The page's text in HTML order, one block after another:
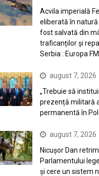
Acvila imperială
eliberată în natură
fost salvată din
traficanților și
Serbia : Europa FM
august 7, 2026
„Trebuie să
prezență militară
permanentă în
august 7, 2026
Nicușor Dan
Parlamentului
și cere un sistem